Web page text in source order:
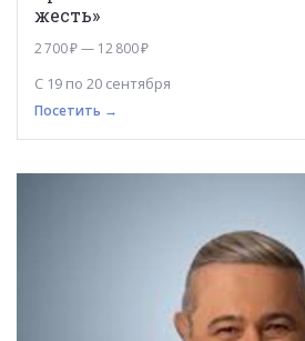
жесть»
2 700 ₽ — 12 800 ₽
С 19 по 20 сентября
Посетить →